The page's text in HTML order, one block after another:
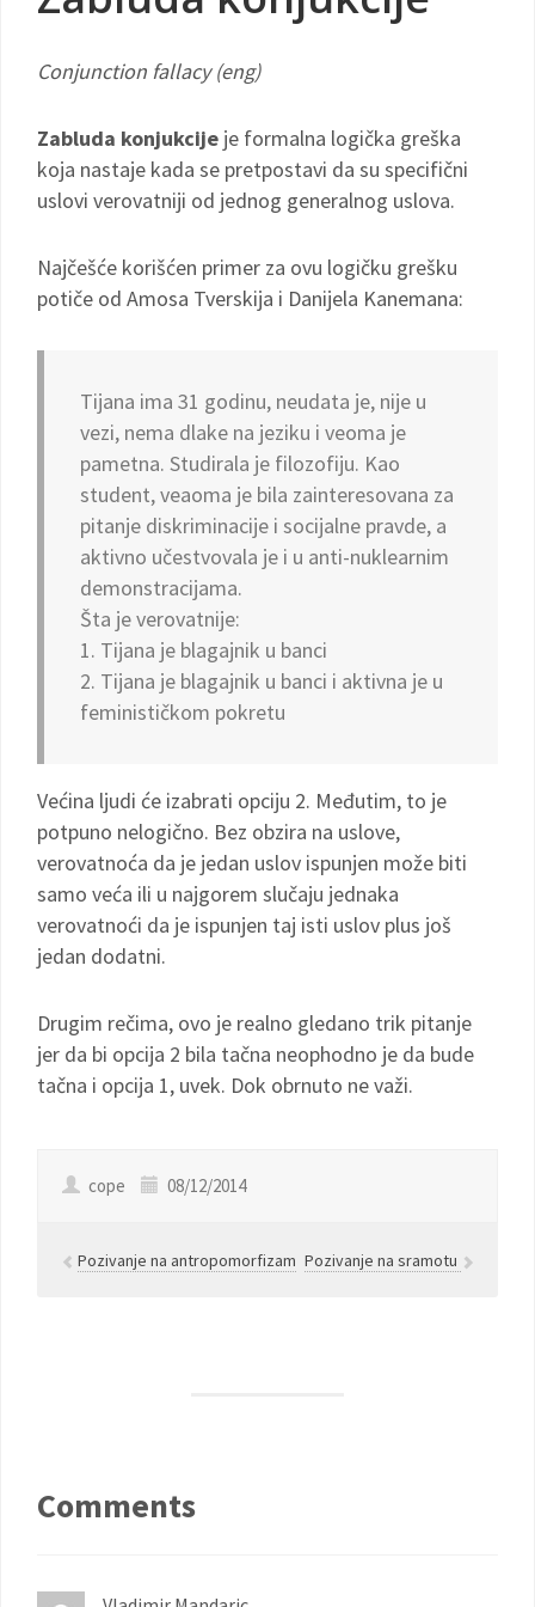
Conjunction fallacy (eng)
Zabluda konjukcije je formalna logička greška
koja nastaje kada se pretpostavi da su specifični
uslovi verovatniji od jednog generalnog uslova.
Najčešće korišćen primer za ovu logičku grešku
potiče od Amosa Tverskija i Danijela Kanemana:
Tijana ima 31 godinu, neudata je, nije u
vezi, nema dlake na jeziku i veoma je
pametna. Studirala je filozofiju. Kao
student, veaoma je bila zainteresovana za
pitanje diskriminacije i socijalne pravde, a
aktivno učestvovala je i u anti-nuklearnim
demonstracijama.
Šta je verovatnije:
1. Tijana je blagajnik u banci
2. Tijana je blagajnik u banci i aktivna je u
feminističkom pokretu
Većina ljudi će izabrati opciju 2. Međutim, to je
potpuno nelogično. Bez obzira na uslove,
verovatnoća da je jedan uslov ispunjen može biti
samo veća ili u najgorem slučaju jednaka
verovatnoći da je ispunjen taj isti uslov plus još
jedan dodatni.
Drugim rečima, ovo je realno gledano trik pitanje
jer da bi opcija 2 bila tačna neophodno je da bude
tačna i opcija 1, uvek. Dok obrnuto ne važi.
cope 08/12/2014
Pozivanje na antropomorfizam Pozivanje na sramotu
Comments